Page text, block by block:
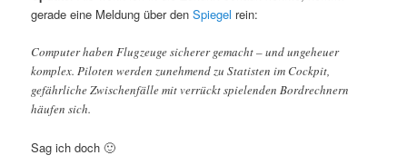
gerade eine Meldung über denSpiegel rein:
Computer haben Flugzeuge sicherer gemacht – und ungeheuer
komplex. Piloten werden zunehmend zu Statisten im Cockpit,
gefährliche Zwischenfälle mit verrückt spielenden Bordrechnern
häufen sich.
Sag ich doch 🙂